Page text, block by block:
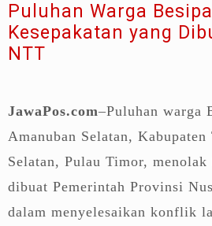
Puluhan Warga
Kesepakatan yang
NTT
JawaPos.com–Puluhan warga
Amanuban Selatan, Kabupaten
Selatan, Pulau Timor, menolak
dibuat Pemerintah Provinsi
dalam menyelesaikan konflik